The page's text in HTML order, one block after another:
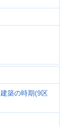
築の時期(9区